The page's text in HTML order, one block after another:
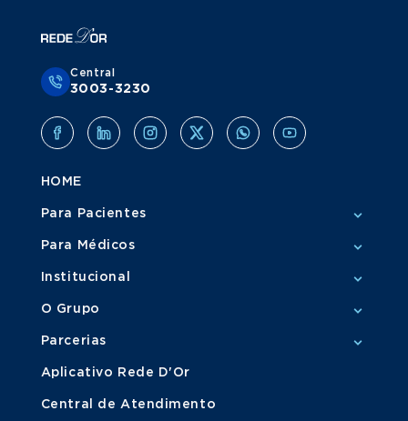
Central
3003-3230
HOME
Para Pacientes
Para Médicos
Institucional
O Grupo
Parcerias
Aplicativo Rede D'Or
Central de Atendimento